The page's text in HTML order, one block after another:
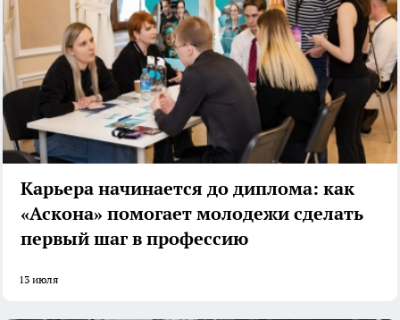
Карьера начинается до диплома: как
«Аскона» помогает молодежи сделать
первый шаг в профессию
13 июля